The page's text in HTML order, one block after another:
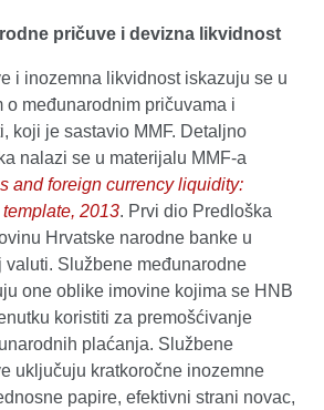
pričuve i devizna likvidnost
i inozemna likvidnost iskazuju se u
o međunarodnim pričuvama i
koji je sastavio MMF. Detaljno
nalazi se u materijalu MMF-a
and foreign currency liquidity:
2013. Prvi dio Predloška
Hrvatske narodne banke u
valuti. Službene međunarodne
one oblike imovine kojima se HNB
koristiti za premošćivanje
plaćanja. Službene
uključuju kratkoročne inozemne
papire, efektivni strani novac,